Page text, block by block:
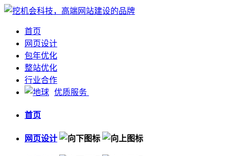
首页
网页设计
包年优化
整站优化
行业合作
优质服务
首页
网页设计